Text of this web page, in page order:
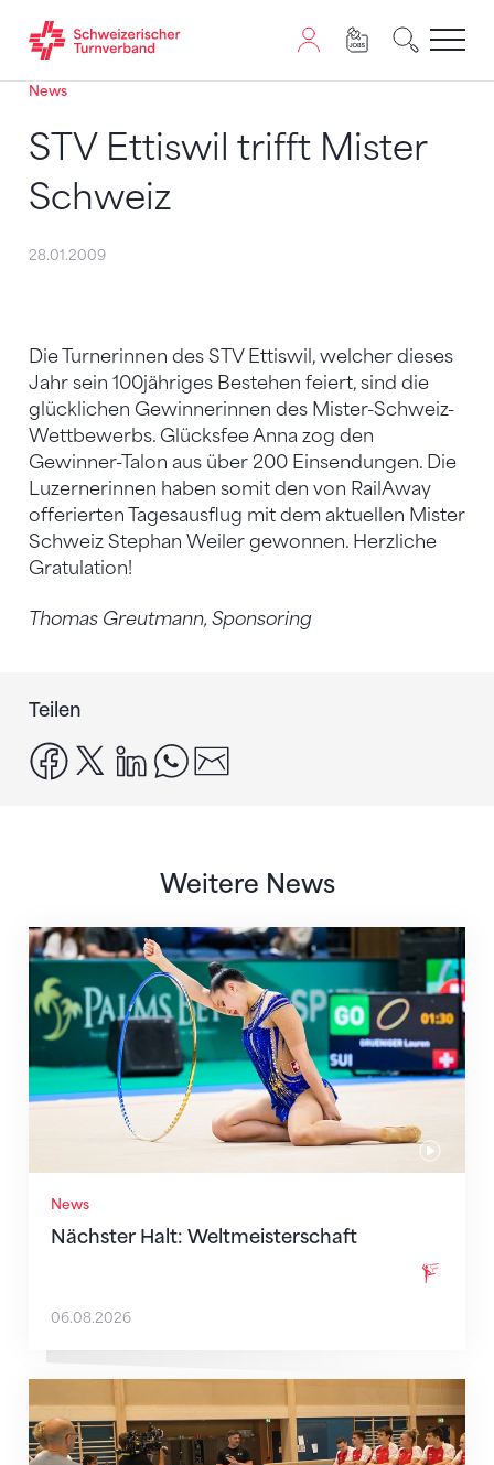
Zum Inhalt springen
Zur Sitemap navigieren
Zum Navigieren dieser Seite wird JavaScript benötigt.
News
STV Ettiswil trifft Mister
Schweiz
28.01.2009
Die Turnerinnen des STV Ettiswil, welcher dieses
Jahr sein 100jähriges Bestehen feiert, sind die
glücklichen Gewinnerinnen des Mister-Schweiz-
Wettbewerbs. Glücksfee Anna zog den
Gewinner-Talon aus über 200 Einsendungen. Die
Luzernerinnen haben somit den von RailAway
offerierten Tagesausflug mit dem aktuellen Mister
Schweiz Stephan Weiler gewonnen. Herzliche
Gratulation!
Thomas Greutmann, Sponsoring
Teilen
facebook
x linkedinwhatsapp
Weitere News
News
Nächster Halt: Weltmeisterschaft
Nächster Halt: Weltmeisterschaft
06.08.2026
Mit klaren Zielen nach Zagreb